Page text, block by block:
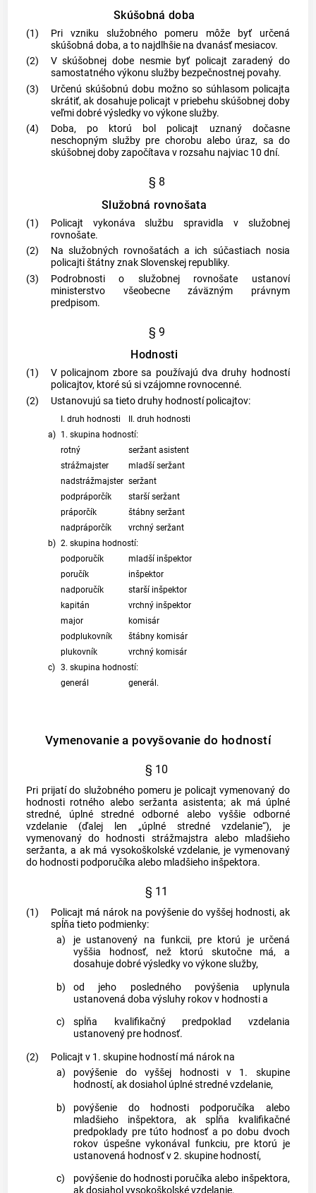
Skúšobná doba
(1)
Pri vzniku služobného pomeru môže byť určená
skúšobná doba, a to najdlhšie na dvanásť mesiacov.
(2)
V skúšobnej dobe nesmie byť policajt zaradený do
samostatného výkonu služby bezpečnostnej povahy.
(3)
Určenú skúšobnú dobu možno so súhlasom policajta
skrátiť, ak dosahuje policajt v priebehu skúšobnej doby
veľmi dobré výsledky vo výkone služby.
(4)
Doba, po ktorú bol policajt uznaný dočasne
neschopným služby pre chorobu alebo úraz, sa do
skúšobnej doby započítava v rozsahu najviac 10 dní.
§ 8
Služobná rovnošata
(1)
Policajt vykonáva službu spravidla v služobnej
rovnošate.
(2)
Na služobných rovnošatách a ich súčastiach nosia
policajti štátny znak Slovenskej republiky.
(3)
Podrobnosti o služobnej rovnošate ustanoví
ministerstvo všeobecne záväzným právnym
predpisom.
§ 9
Hodnosti
(1)
V policajnom zbore sa používajú dva druhy hodností
policajtov, ktoré sú si vzájomne rovnocenné.
(2)
Ustanovujú sa tieto druhy hodností policajtov:
I. druh hodnosti
II. druh hodnosti
a) 1. skupina hodností:
rotný
seržant asistent
strážmajster
mladší seržant
nadstrážmajster seržant
podpráporčík
starší seržant
práporčík
štábny seržant
nadpráporčík
vrchný seržant
b) 2. skupina hodností:
podporučík
mladší inšpektor
poručík
inšpektor
nadporučík
starší inšpektor
kapitán
vrchný inšpektor
major
komisár
podplukovník
štábny komisár
plukovník
vrchný komisár
c) 3. skupina hodností:
generál
generál.
Vymenovanie a povyšovanie do hodností
§ 10
Pri prijatí do služobného pomeru je policajt vymenovaný do
hodnosti rotného alebo seržanta asistenta; ak má úplné
stredné, úplné stredné odborné alebo vyššie odborné
vzdelanie (ďalej len „úplné stredné vzdelanie“), je
vymenovaný do hodnosti strážmajstra alebo mladšieho
seržanta, a ak má vysokoškolské vzdelanie, je vymenovaný
do hodnosti podporučíka alebo mladšieho inšpektora.
§ 11
(1)
Policajt má nárok na povýšenie do vyššej hodnosti, ak
spĺňa tieto podmienky:
a)
je ustanovený na funkcii, pre ktorú je určená
vyššia hodnosť, než ktorú skutočne má, a
dosahuje dobré výsledky vo výkone služby,
b)
od jeho posledného povýšenia uplynula
ustanovená doba výsluhy rokov v hodnosti a
c)
spĺňa kvalifikačný predpoklad vzdelania
ustanovený pre hodnosť.
(2)
Policajt v 1. skupine hodností má nárok na
a)
povýšenie do vyššej hodnosti v 1. skupine
hodností, ak dosiahol úplné stredné vzdelanie,
b)
povýšenie do hodnosti podporučíka alebo
mladšieho inšpektora, ak spĺňa kvalifikačné
predpoklady pre túto hodnosť a po dobu dvoch
rokov úspešne vykonával funkciu, pre ktorú je
ustanovená hodnosť v 2. skupine hodností,
c)
povýšenie do hodnosti poručíka alebo inšpektora,